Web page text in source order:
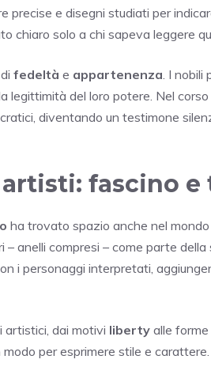
precise e disegni studiati per
chiaro solo a chi sapeva leggere
fedeltà e appartenenza . I
legittimità del loro potere. Nel corso
diventando un testimone
fascino e
ha trovato spazio anche nel mondo
– anelli compresi – come parte della
i personaggi interpretati,
artistici, dai motivi liberty alle forme
per esprimere stile e carattere.